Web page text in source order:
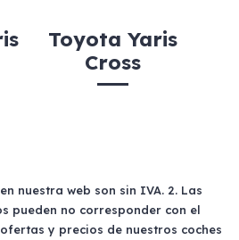
Toyota Yaris
Cross
nuestra web son sin IVA. 2. Las
pueden no corresponder con el
y precios de nuestros coches